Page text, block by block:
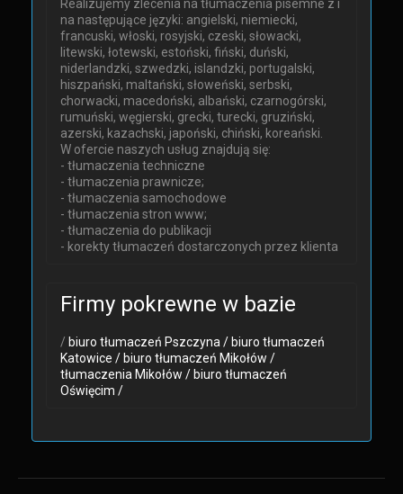
Realizujemy zlecenia na tłumaczenia pisemne z i
na następujące języki: angielski, niemiecki,
francuski, włoski, rosyjski, czeski, słowacki,
litewski, łotewski, estoński, fiński, duński,
niderlandzki, szwedzki, islandzki, portugalski,
hiszpański, maltański, słoweński, serbski,
chorwacki, macedoński, albański, czarnogórski,
rumuński, węgierski, grecki, turecki, gruziński,
azerski, kazachski, japoński, chiński, koreański.
W ofercie naszych usług znajdują się:
- tłumaczenia techniczne
- tłumaczenia prawnicze;
- tłumaczenia samochodowe
- tłumaczenia stron www;
- tłumaczenia do publikacji
- korekty tłumaczeń dostarczonych przez klienta
Firmy pokrewne w bazie
/ biuro tłumaczeń Pszczyna / biuro tłumaczeń
Katowice / biuro tłumaczeń Mikołów /
tłumaczenia Mikołów / biuro tłumaczeń
Oświęcim /